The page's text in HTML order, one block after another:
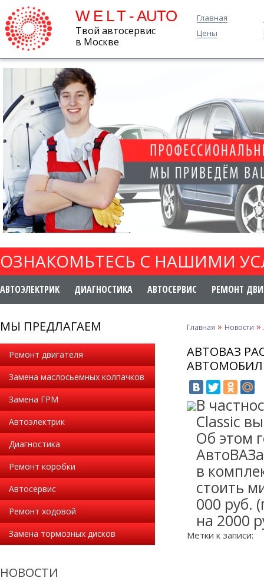
W E L T - AUTO
Твой автосервис
в Москве
Главная
Цены
ОЗНАКОМЬТЕСЬ С НАШИМИ
АВТОЭЛЕКТРИК ДИАГНОСТИКА АВТОСЕРВИС РЕМОНТ
МЫ ПРЕДЛАГАЕМ
Ремонт двигателя
Замена маслосьемных колпачков
Замена ГРМ
Автоэлектрик
Диагностика
Ремонт коробки
Автосервис
Ремонт ходовой
Замена тормозных дисков
НОВОСТИ
Главная » Новости »
АВТОВАЗ
В
Classic
Об этом
в
стоить
000 руб.
на 2000
Метки к записи: